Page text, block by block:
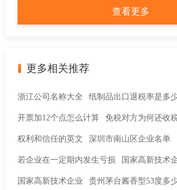
查看更多
更多相关推荐
浙江公司名称大全 纸制品出口退税率是多
开票加12个点怎么计算 免税对方为何还收
权利和信任的英文 深圳市南山区企业名单
若企业在一定期内发生亏损 国家高新技术
国家高新技术企业 贵州茅台酱香型53度多